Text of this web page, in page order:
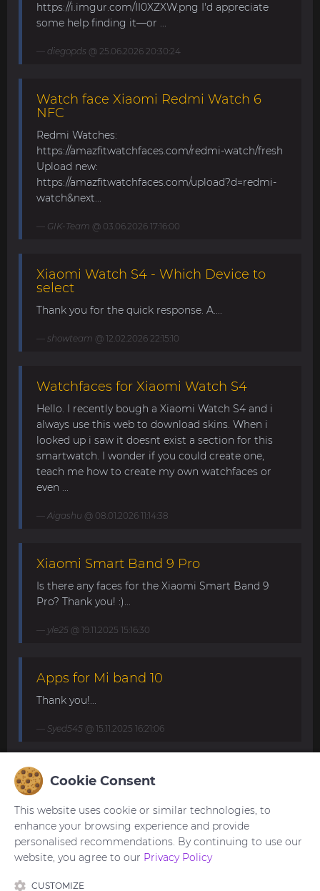
https://i.imgur.com/II0XZXW.png I'd appreciate
some help finding it—or ...
diegopds @ 25.06.2026 20:30:24
Watch face Xiaomi Redmi Watch 6
NFC
Redmi Watches:
https://amazfitwatchfaces.com/redmi-watch/fresh
Upload new:
https://amazfitwatchfaces.com/upload?d=redmi-
watch&next...
GIK-Team @ 03.06.2026 17:16:00
Xiaomi Watch S4 - Which Device to
select
Thank you for the quick response. A....
showteam @ 12.02.2026 22:15:10
Watchfaces for Xiaomi Watch S4
Hello. I recently bough a Xiaomi Watch S4 and i
always use this web to download skins. When i
looked up i saw it doesnt exist a section for this
smartwatch. I wonder if you could create one,
teach me how to create my own watchfaces or
even ...
Aigashu @ 08.01.2026 11:14:38
Xiaomi Smart Band 9 Pro
Is there any faces for the Xiaomi Smart Band 9
Pro? Thank you! :)...
yle25 @ 19.11.2025 15:16:30
Apps for Mi band 10
Thank you!...
Syed545 @ 15.11.2025 16:21:06
Mi Band 10. Request for minimalist
and elegant watch faces.
My minimalistic watch face for Band 10 with basic
info (date, time and step count)
https://amazfitwatchfaces.com/mi-band/view/343...
Cookie Consent
This website uses cookie or similar technologies, to
enhance your browsing experience and provide
personalised recommendations. By continuing to use our
website, you agree to our Privacy Policy
CUSTOMIZE